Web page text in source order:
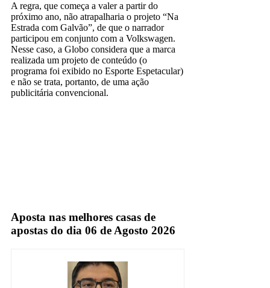
A regra, que começa a valer a partir do
próximo ano, não atrapalharia o projeto “Na
Estrada com Galvão”, de que o narrador
participou em conjunto com a Volkswagen.
Nesse caso, a Globo considera que a marca
realizada um projeto de conteúdo (o
programa foi exibido no Esporte Espetacular)
e não se trata, portanto, de uma ação
publicitária convencional.
Aposta nas melhores casas de
apostas do dia 06 de Agosto 2026